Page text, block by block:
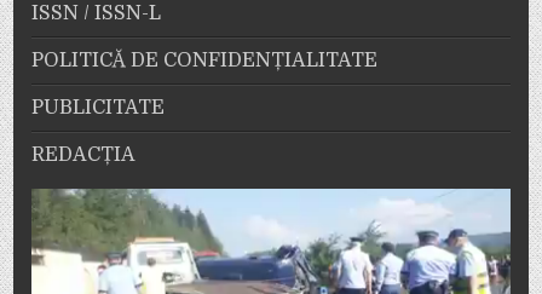
ISSN / ISSN-L
POLITICĂ DE CONFIDENȚIALITATE
PUBLICITATE
REDACȚIA